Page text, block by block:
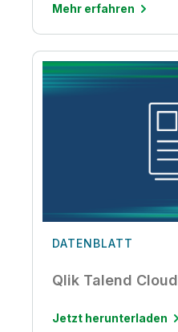
Mehr erfahren
DATENBLATT
Qlik Talend Cloud
Jetzt herunterladen